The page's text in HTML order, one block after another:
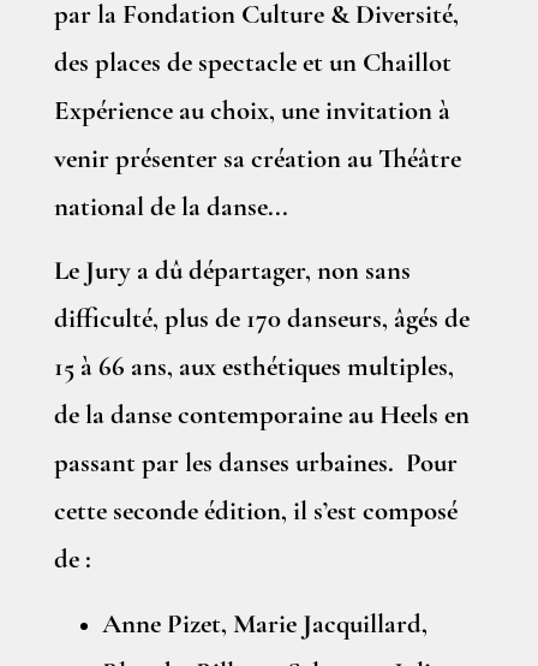
par la Fondation Culture & Diversité,
des places de spectacle et un Chaillot
Expérience au choix, une invitation à
venir présenter sa création au Théâtre
national de la danse...
Le Jury a dû départager, non sans
difficulté, plus de 170 danseurs, âgés de
15 à 66 ans, aux esthétiques multiples,
de la danse contemporaine au Heels en
passant par les danses urbaines. Pour
cette seconde édition, il s’est composé
de :
Anne Pizet, Marie Jacquillard,